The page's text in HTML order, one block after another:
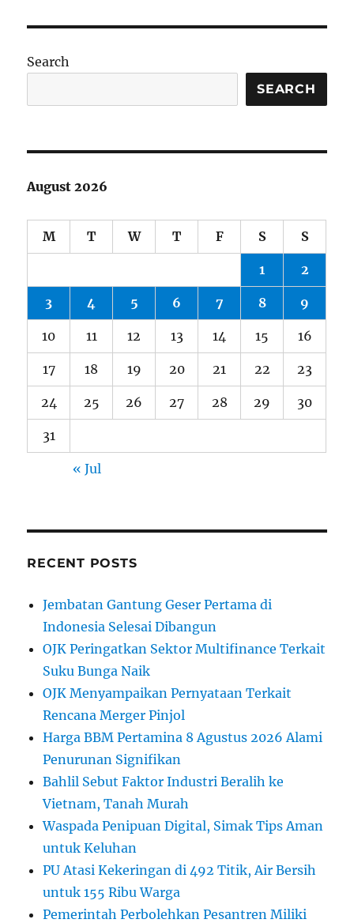
Search
SEARCH
August 2026
M T W T F S S
1 2
3 4 5 6 7 8 9
10 11 12 13 14 15 16
17 18 19 20 21 22 23
24 25 26 27 28 29 30
31
« Jul
RECENT POSTS
Jembatan Gantung Geser Pertama di
Indonesia Selesai Dibangun
OJK Peringatkan Sektor Multifinance Terkait
Suku Bunga Naik
OJK Menyampaikan Pernyataan Terkait
Rencana Merger Pinjol
Harga BBM Pertamina 8 Agustus 2026 Alami
Penurunan Signifikan
Bahlil Sebut Faktor Industri Beralih ke
Vietnam, Tanah Murah
Waspada Penipuan Digital, Simak Tips Aman
untuk Keluhan
PU Atasi Kekeringan di 492 Titik, Air Bersih
untuk 155 Ribu Warga
Pemerintah Perbolehkan Pesantren Miliki